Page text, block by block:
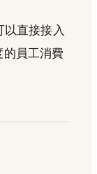
直接接入
的員工消費